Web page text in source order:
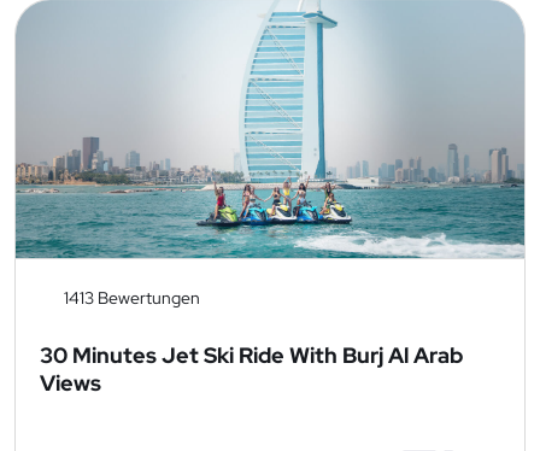
1413 Bewertungen
30 Minutes Jet Ski Ride With Burj Al Arab
Views